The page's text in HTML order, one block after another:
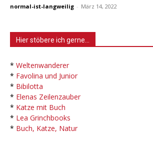
normal-ist-langweilig - März 14, 2022
Hier stöbere ich gerne…
* Weltenwanderer
* Favolina und Junior
* Bibilotta
* Elenas Zeilenzauber
* Katze mit Buch
* Lea Grinchbooks
* Buch, Katze, Natur